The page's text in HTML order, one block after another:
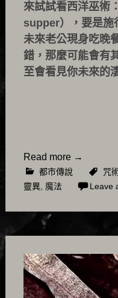
來試試看西洋巫術
supper），要是施
未來老公現身吃
錯，那麼可能會有
至會看見你未來的
Read more →
都市傳說 咒
靈異, 魔法 Leave